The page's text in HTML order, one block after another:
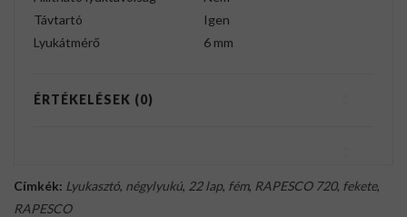
Távtartó
Igen
Lyukátmérő
6 mm
ÉRTÉKELÉSEK (0)
Címkék: Lyukasztó, négylyukú, 22 lap, fém, RAPESCO 720, fekete,
RAPESCO